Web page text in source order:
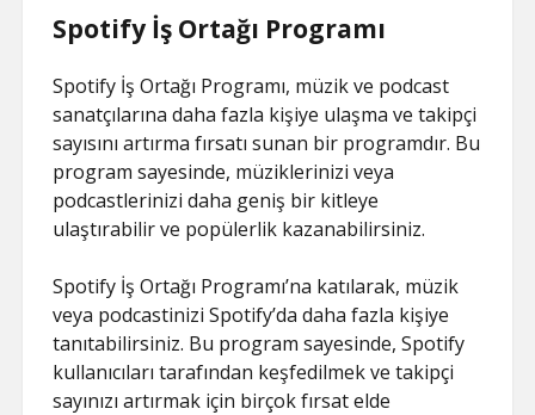
Spotify İş Ortağı Programı
Spotify İş Ortağı Programı, müzik ve podcast
sanatçılarına daha fazla kişiye ulaşma ve takipçi
sayısını artırma fırsatı sunan bir programdır. Bu
program sayesinde, müziklerinizi veya
podcastlerinizi daha geniş bir kitleye
ulaştırabilir ve popülerlik kazanabilirsiniz.
Spotify İş Ortağı Programı’na katılarak, müzik
veya podcastinizi Spotify’da daha fazla kişiye
tanıtabilirsiniz. Bu program sayesinde, Spotify
kullanıcıları tarafından keşfedilmek ve takipçi
sayınızı artırmak için birçok fırsat elde